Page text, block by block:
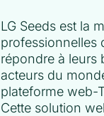
LG Seeds est la
professionnelles
répondre à leurs
acteurs du
plateforme web-
Cette solution